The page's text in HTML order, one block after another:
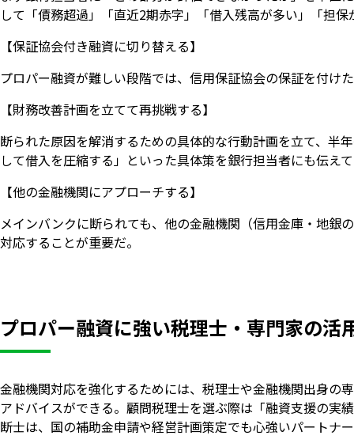
して「債務超過」「直近2期赤字」「借入残高が多い」「担
【保証協会付き融資に切り替える】
プロパー融資が難しい段階では、信用保証協会の保証を付
【財務改善計画を立てて再挑戦する】
断られた原因を解消するための具体的な行動計画を立て、半
して借入を圧縮する」といった具体策を銀行担当者にも伝え
【他の金融機関にアプローチする】
メインバンクに断られても、他の金融機関（信用金庫・地銀
対応することが重要だ。
プロパー融資に強い税理士・専門家の活
金融機関対応を強化するためには、税理士や金融機関出身の
アドバイスができる。顧問税理士を選ぶ際は「融資支援の実
断士は、国の補助金申請や経営計画策定でも心強いパートナ